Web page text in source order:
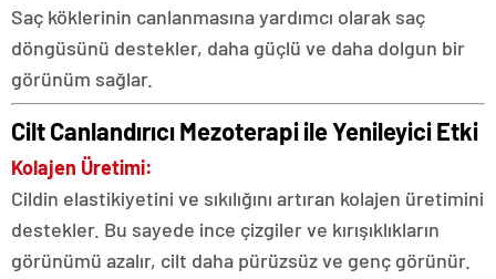
Saç köklerinin canlanmasına yardımcı olarak saç
döngüsünü destekler, daha güçlü ve daha dolgun bir
görünüm sağlar.
Cilt Canlandırıcı Mezoterapi ile Yenileyici Etki
Kolajen Üretimi:
Cildin elastikiyetini ve sıkılığını artıran kolajen üretimini
destekler. Bu sayede ince çizgiler ve kırışıklıkların
görünümü azalır, cilt daha pürüzsüz ve genç görünür.